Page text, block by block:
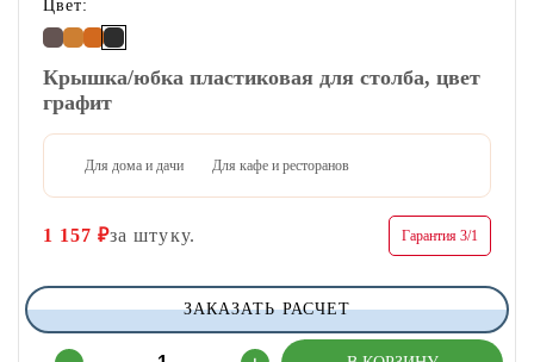
Цвет:
Крышка/юбка пластиковая для столба, цвет
графит
Для дома и дачи Для кафе и ресторанов
1 157 ₽за штуку. Гарантия 3/1
ЗАКАЗАТЬ РАСЧЕТ